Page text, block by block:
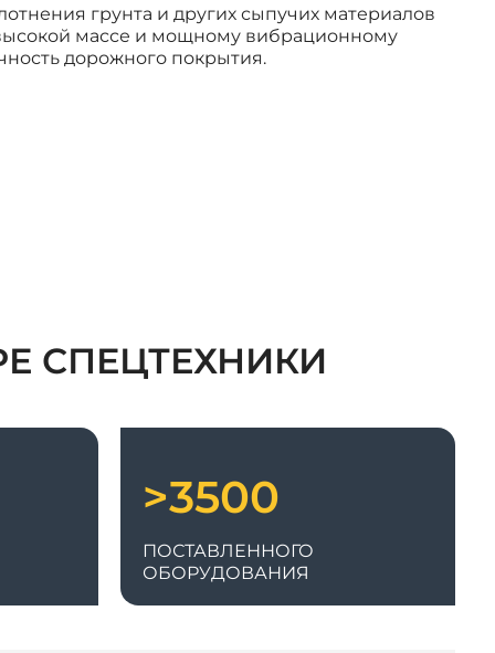
грунта и других сыпучих материалов
массе и мощному вибрационному
дорожного покрытия.
СПЕЦТЕХНИКИ
>3500
ПОСТАВЛЕННОГО
ОБОРУДОВАНИЯ